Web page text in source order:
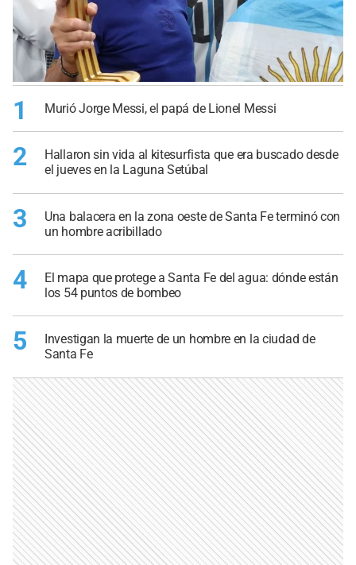
1 Murió Jorge Messi, el papá de Lionel Messi
2
Hallaron sin vida al kitesurfista que era buscado desde
el jueves en la Laguna Setúbal
3
Una balacera en la zona oeste de Santa Fe terminó con
un hombre acribillado
4
El mapa que protege a Santa Fe del agua: dónde están
los 54 puntos de bombeo
5
Investigan la muerte de un hombre en la ciudad de
Santa Fe